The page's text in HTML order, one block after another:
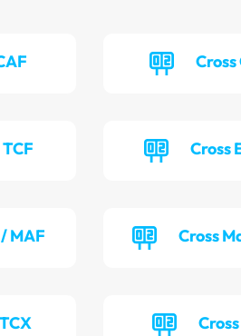
Cross
Cross
MAF Cross